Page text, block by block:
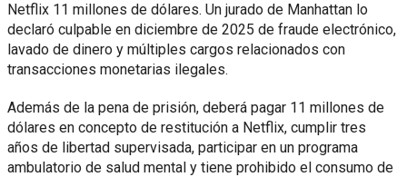
Netflix 11 millones de dólares. Un jurado de Manhattan lo
declaró culpable en diciembre de 2025 de fraude electrónico,
lavado de dinero y múltiples cargos relacionados con
transacciones monetarias ilegales.
Además de la pena de prisión, deberá pagar 11 millones de
dólares en concepto de restitución a Netflix, cumplir tres
años de libertad supervisada, participar en un programa
ambulatorio de salud mental y tiene prohibido el consumo de